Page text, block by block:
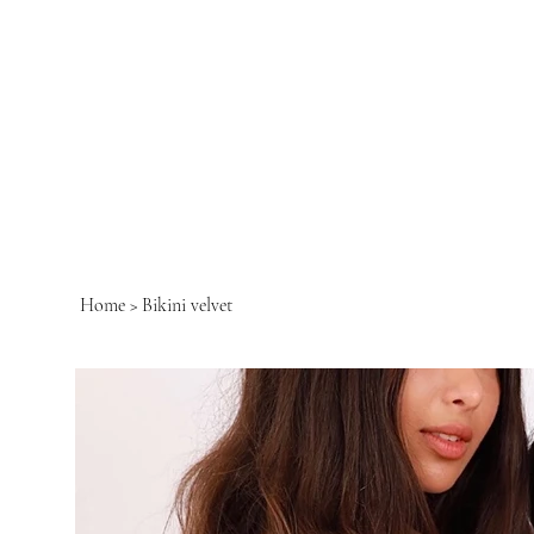
Home > Bikini velvet